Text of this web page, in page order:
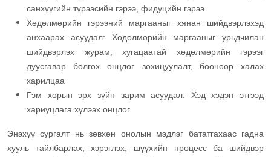
санхүүгийн түрээсийн гэрээ, фидуцийн гэрээ
Хөдөлмөрийн гэрээний маргааныг хянан шийдвэрлэхэд
анхаарах асуудал: Хөдөлмөрийн маргааныг урьдчилан
шийдвэрлэх журам, хугацаатай хөдөлмөрийн гэрээг
дуусгавар болгох онцлог зохицуулалт, бөөнөөр халах
харилцаа
Гэм хорын эрх зүйн зарим асуудал: Хэд хэдэн этгээд
хариуцлага хүлээх онцлог.
Энэхүү сургалт нь зөвхөн онолын мэдлэг бататгахаас гадна
хууль тайлбарлах, хэрэглэх, шүүхийн процесс ба шийдвэр